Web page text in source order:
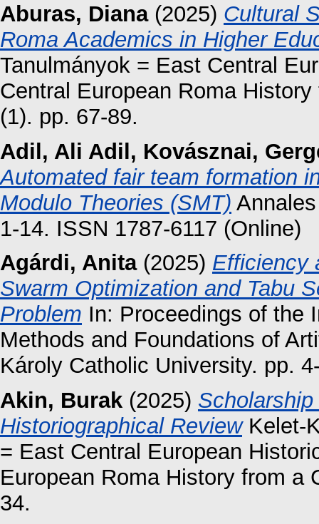
Aburas, Diana(2025) Cultural
Roma Academics in Higher
Tanulmányok = East Central
Central European Roma
(1). pp. 67-89.
Adil, Ali Adil, Kovásznai,
Automated fair team formation
Modulo Theories (SMT)
1-14. ISSN 1787-6117 (Online)
Agárdi, Anita(2025) Efficiency
Swarm Optimization and Tabu
Problem In: Proceedings of the
Methods and Foundations of
Károly Catholic University. pp.
Akin, Burak (2025)
Historiographical ReviewKelet-
= East Central European
European Roma History from a
34.